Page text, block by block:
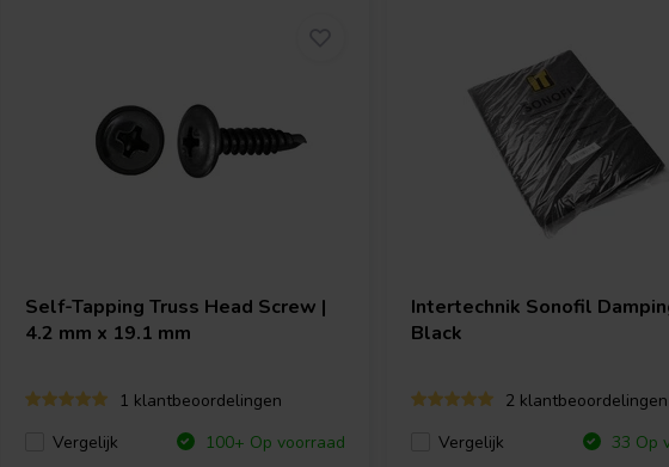
Self-Tapping Truss Head Screw |
4.2 mm x 19.1 mm
1 klantbeoordelingen
Vergelijk
100+ Op voorraad
Intertechnik Sonofil
Black
2 klantbeoordelingen
Vergelijk
33 Op